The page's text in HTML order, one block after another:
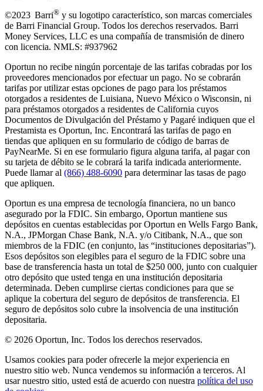
©2023 Barri® y su logotipo característico, son marcas comerciales
de Barri Financial Group. Todos los derechos reservados. Barri
Money Services, LLC es una compañía de transmisión de dinero
con licencia. NMLS: #937962
Oportun no recibe ningún porcentaje de las tarifas cobradas por los
proveedores mencionados por efectuar un pago. No se cobrarán
tarifas por utilizar estas opciones de pago para los préstamos
otorgados a residentes de Luisiana, Nuevo México o Wisconsin, ni
para préstamos otorgados a residentes de California cuyos
Documentos de Divulgación del Préstamo y Pagaré indiquen que el
Prestamista es Oportun, Inc. Encontrará las tarifas de pago en
tiendas que apliquen en su formulario de código de barras de
PayNearMe. Si en ese formulario figura alguna tarifa, al pagar con
su tarjeta de débito se le cobrará la tarifa indicada anteriormente.
Puede llamar al (866) 488-6090 para determinar las tasas de pago
que apliquen.
Oportun es una empresa de tecnología financiera, no un banco
asegurado por la FDIC. Sin embargo, Oportun mantiene sus
depósitos en cuentas establecidas por Oportun en Wells Fargo Bank,
N.A., JPMorgan Chase Bank, N.A. y/o Citibank, N.A., que son
miembros de la FDIC (en conjunto, las “instituciones depositarias”).
Esos depósitos son elegibles para el seguro de la FDIC sobre una
base de transferencia hasta un total de $250 000, junto con cualquier
otro depósito que usted tenga en una institución depositaria
determinada. Deben cumplirse ciertas condiciones para que se
aplique la cobertura del seguro de depósitos de transferencia. El
seguro de depósitos solo cubre la insolvencia de una institución
depositaria.
© 2026 Oportun, Inc. Todos los derechos reservados.
Usamos cookies para poder ofrecerle la mejor experiencia en
nuestro sitio web. Nunca vendemos su información a terceros. Al
usar nuestro sitio, usted está de acuerdo con nuestra política del uso